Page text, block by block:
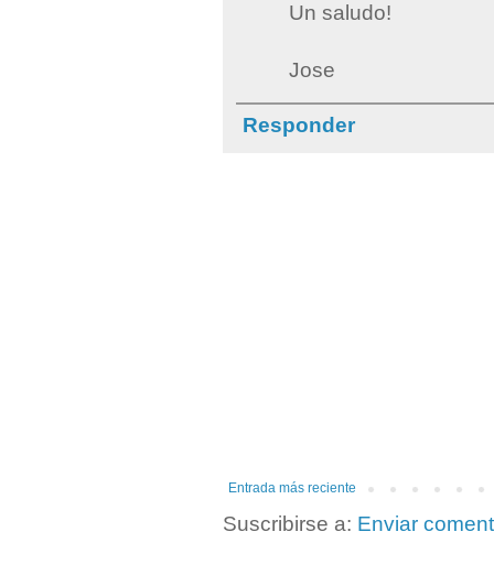
Un saludo!
Jose
Responder
Entrada más reciente
Suscribirse a: Enviar